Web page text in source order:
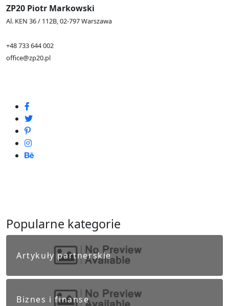
ZP20 Piotr Markowski
Al. KEN 36 / 112B, 02-797 Warszawa
+48 733 644 002
office@zp20.pl
Popularne kategorie
Artykuły partnerskie
Biznes i finanse